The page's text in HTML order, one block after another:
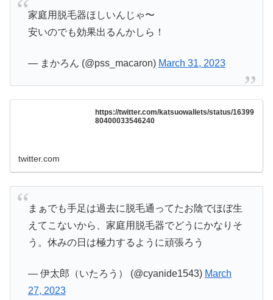
家庭用脱毛器ほしいんじゃ〜
安いのでも効果出るんかしら！
— まかろん (@pss_macaron) March 31, 2023
https://twitter.com/katsuowallets/status/16399
80400033546240
twitter.com
まぁでも手足は過去に脱毛通ってたお陰でほぼ生
えてこないから、家庭用脱毛器でどうにかなりそ
う。休みの日は極力するように頑張ろう
— 伊太郎（いたろう） (@cyanide1543) March
27, 2023